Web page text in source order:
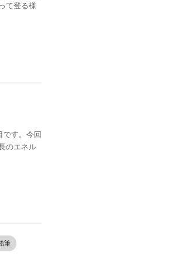
て登る様
す。今回
のエネル
筆